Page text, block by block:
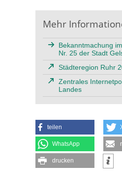
Mehr
Bekanntmachung
Nr. 25 der Stadt
Städteregion Ruhr
Zentrales
Landes
teilen
WhatsApp
drucken